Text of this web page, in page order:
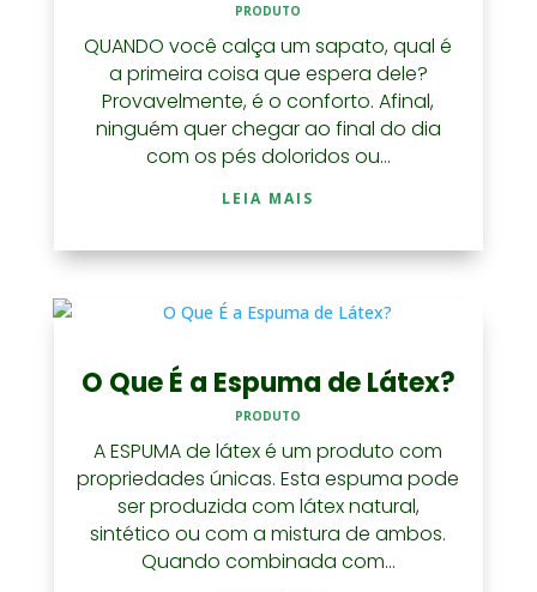
PRODUTO
QUANDO você calça um sapato, qual é
a primeira coisa que espera dele?
Provavelmente, é o conforto. Afinal,
ninguém quer chegar ao final do dia
com os pés doloridos ou...
LEIA MAIS
O Que É a Espuma de Látex?
PRODUTO
A ESPUMA de látex é um produto com
propriedades únicas. Esta espuma pode
ser produzida com látex natural,
sintético ou com a mistura de ambos.
Quando combinada com...